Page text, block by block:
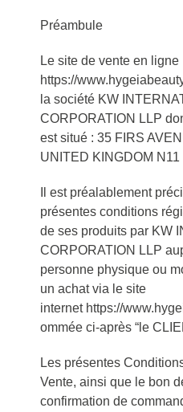
Préambule
Le site de vente en ligne
https://
la société KW
CORPORATION LLP
est situé : 35 FIRS
UNITED KINGDOM N11
Il est préalablement
présentes conditions
de ses produits par KW
CORPORATION LLP
personne physique ou
un achat via le site
internet https://
ommée ci-après “le
Les présentes
Vente, ainsi que le bon
confirmation de